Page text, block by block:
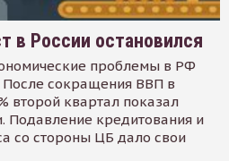
в России остановился
проблемы в РФ
После сокращения ВВП в
второй квартал показал
Подавление кредитования и
со стороны ЦБ дало свои